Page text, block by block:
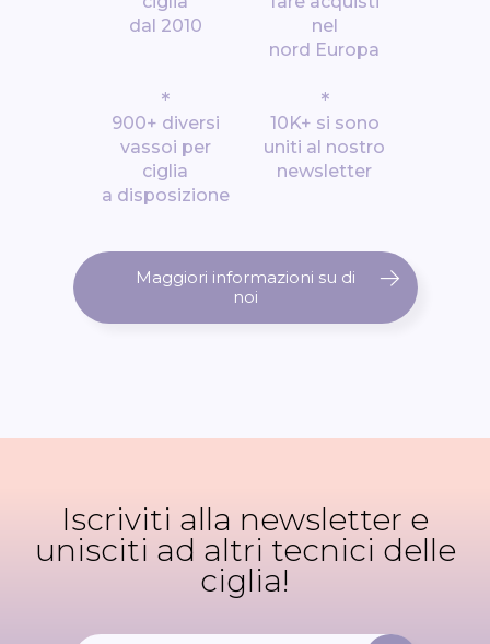
dal 2010
nel
nord Europa
*
900+ diversi
vassoi per
ciglia
a disposizione
*
10K+ si sono
uniti al nostro
newsletter
Maggiori informazioni su di
noi
Iscriviti alla newsletter e
unisciti ad altri tecnici delle
ciglia!